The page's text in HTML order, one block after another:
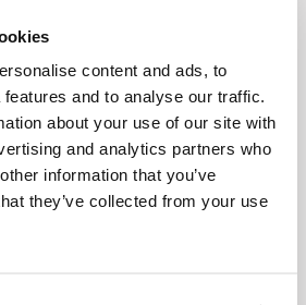
content and ads, to
and to analyse our traffic.
about your use of our site with
and analytics partners who
information that you’ve
they’ve collected from your use
mediană cu conexiuni
și electrice pentru
Trolley Mirka®.
mediană a Modular Trolley Mirka®
cu conexiuni electrice și